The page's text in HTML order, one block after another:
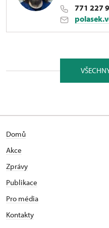
771 227
Československé
Domů
Akce
Zprávy
Publikace
Pro média
Kontakty